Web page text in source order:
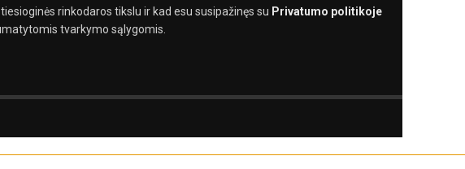
rinkodaros tikslu ir kad esu susipažinęs su Privatumo politikoje
tvarkymo sąlygomis.